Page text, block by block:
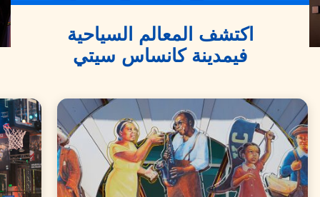
اكتشف المعالم السياحية
فيمدينة كانساس سيتي